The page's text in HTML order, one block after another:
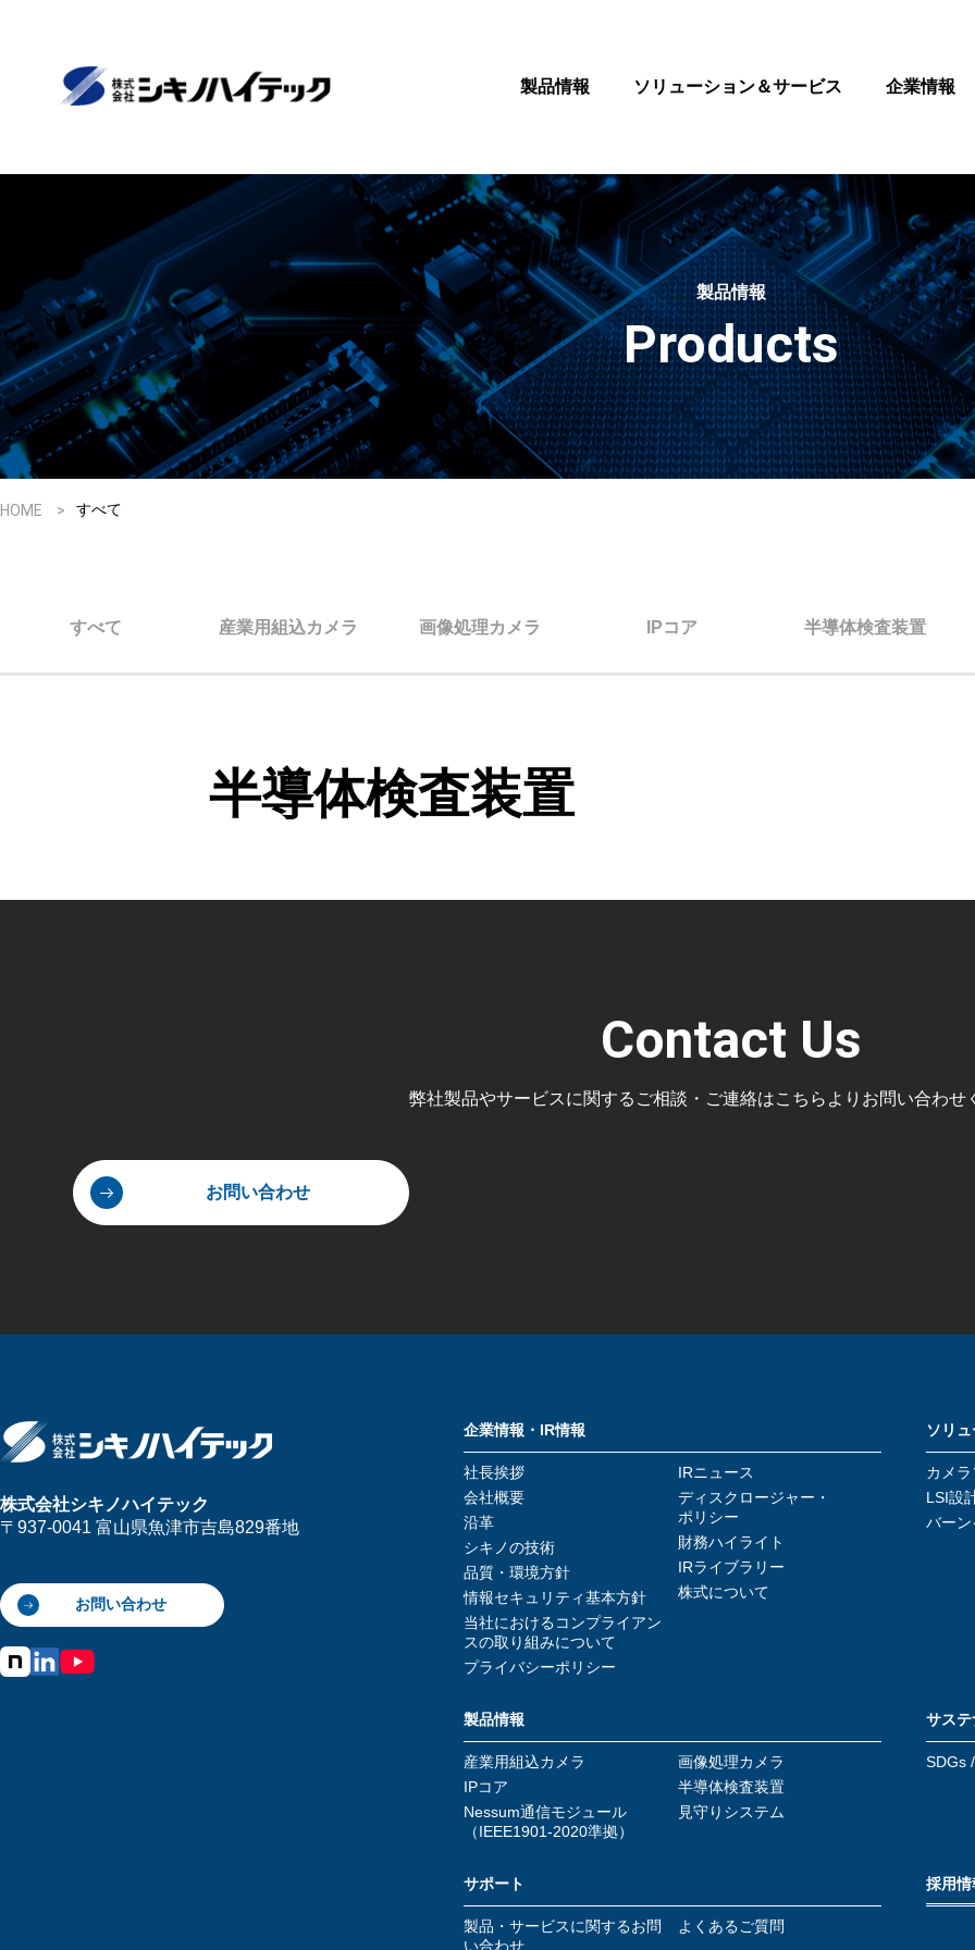
製品情報 ソリューション＆サービス 企業情報
製品情報
Products
HOME すべて
すべて 産業用組込カメラ 画像処理カメラ IPコア 半導体検査装置
半導体検査装置
Contact Us
弊社製品やサービスに関するご相談・ご連絡はこちらよりお問い合わせ
お問い合わせ
株式会社シキノハイテック
〒937-0041 富山県魚津市吉島829番地
お問い合わせ
製品情報
産業用組込カメラ
画像処理カメラ
IPコア
半導体検査装置
Nessum通信モジュール
（IEEE1901-2020準拠）
見守りシステム
企業情報・IR情報
社長挨拶
会社概要
沿革
シキノの技術
品質・環境方針
情報セキュリティ基本方針
当社におけるコンプライアン
スの取り組みについて
プライバシーポリシー
IRニュース
ディスクロージャー・
ポリシー
財務ハイライト
IRライブラリー
株式について
サポート
製品・サービスに関するお問
い合わせ
よくあるご質問
ソリ
カメ
LSI設
バー
サステ
SDGs
採用情